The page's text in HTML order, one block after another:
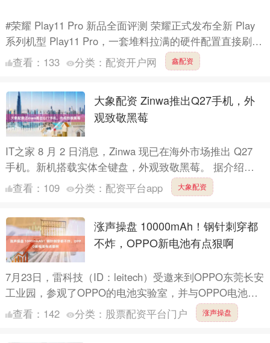
#荣耀 Play11 Pro 新品全面评测 荣耀正式发布全新 Play
系列机型 Play11 Pro，一套堆料拉满的硬件配置直接刷新
两千价位机型配置标准，8G....
查看： 133 分类： 配资开户网 鑫配资
大象配资 Zinwa推出Q27手机，外
观致敬黑莓
IT之家 8 月 2 日消息，Zinwa 现已在海外市场推出 Q27
手机。新机搭载实体全键盘，外观致敬黑莓。 据介绍，
Zinwa Q27 是一台采用黑莓设计风....
查看： 109 分类： 配资平台app 大象配资
涨声操盘 10000mAh！钢针刺穿都
不炸，OPPO新电池有点狠啊
7月23日，雷科技（ID：leitech）受邀来到OPPO东莞长安
工业园，参观了OPPO的电池实验室，并与OPPO电池研
发负责人田晨、电池业务研发总监安建进行了....
查看： 142 分类： 股票配资平台门户 涨声操盘